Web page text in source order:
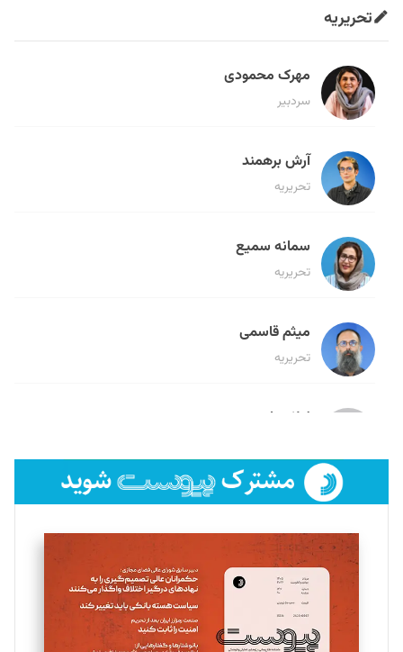
تحریریه
مهرک محمودی
سردبیر
آرش برهمند
تحریریه
سمانه سمیع
تحریریه
میثم قاسمی
تحریریه
لیلا حنارود
فائزه فتحی رستمی
تحریریه
سروش کرمیان
تحریریه